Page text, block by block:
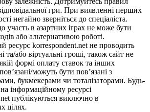
гри. При виявленні перших
негайно зверніться до спеціаліста.
участь в азартних іграх не може бути
або альтернативою роботі.
ресурс korrespondent.net не проводить
та/або віртуальні гроші, також сайт не
формі оплату ставок та інших
можуть бути пов’язані з
букмекерами чи тоталізаторами. Будь-
на інформаційному ресурсі
публікуються виключно в
цілях.